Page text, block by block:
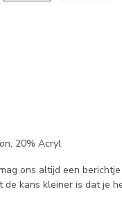
20% Acryl
ons altijd een
kans kleiner is dat je